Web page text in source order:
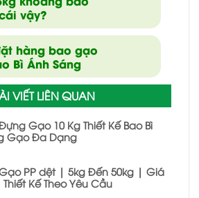
vậy?
hàng bao gạo
Bì Ánh Sáng
VIẾT LIÊN QUAN
Gạo 10 Kg Thiết Kế Bao Bì
Gạo Đa Dạng
PP dệt | 5kg Đến 50kg | Giá
Kế Theo Yêu Cầu